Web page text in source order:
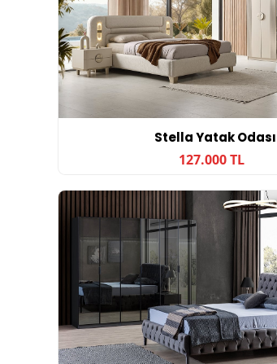
Stella Yatak Odası
127.000 TL